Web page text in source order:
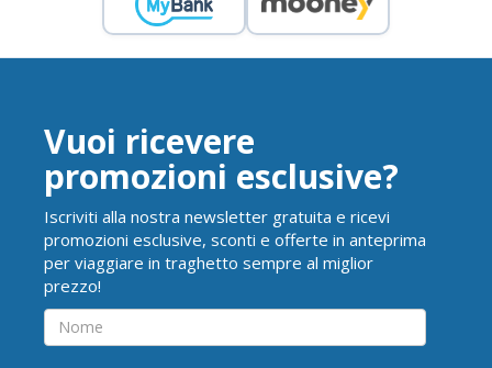
Vuoi ricevere
promozioni esclusive?
Iscriviti alla nostra newsletter gratuita e ricevi
promozioni esclusive, sconti e offerte in anteprima
per viaggiare in traghetto sempre al miglior
prezzo!